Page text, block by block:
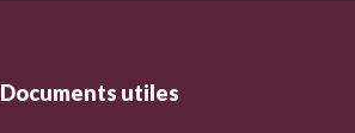
Documents utiles